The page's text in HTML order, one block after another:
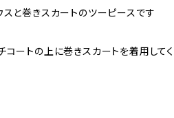
スと巻きスカートのツーピースです
コートの上に巻きスカートを着用してく